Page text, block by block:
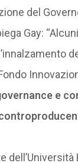
del
Gay:
e
dell’Università